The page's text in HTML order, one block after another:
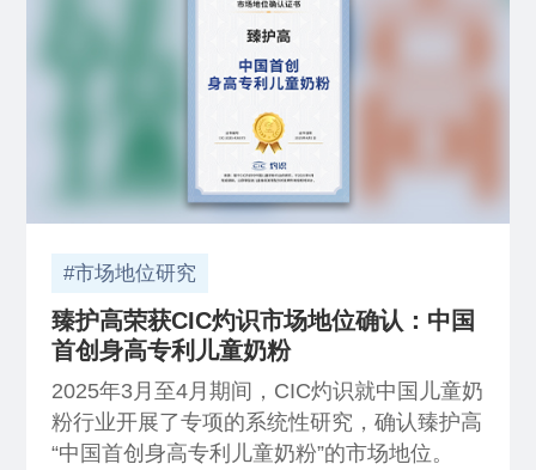
#市场地位研究
臻护高荣获CIC灼识市场地位确认：中国
首创身高专利儿童奶粉
2025年3月至4月期间，CIC灼识就中国儿童奶
粉行业开展了专项的系统性研究，确认臻护高
“中国首创身高专利儿童奶粉”的市场地位。